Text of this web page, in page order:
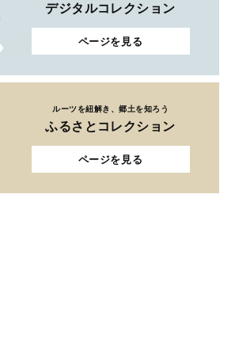
デジタルコレクション
ページを見る
ルーツを紐解き、郷土を知ろう
ふるさとコレクション
ページを見る